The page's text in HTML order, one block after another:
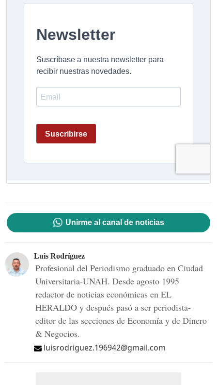
Unirme al canal de noticias
Luis Rodríguez
Profesional del Periodismo graduado en Ciudad
Universitaria-UNAH. Desde agosto 1995
redactor de noticias económicas en EL
HERALDO y después pasó a ser periodista-
editor de las secciones de Economía y de Dinero
& Negocios.
luisrodriguez.196942@gmail.com